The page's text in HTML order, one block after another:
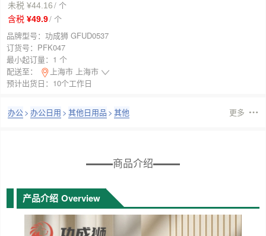
未税 ¥44.16/ 个
含税 ¥49.9/ 个
品牌型号： 功成狮 GFUD0537
订货号： PFK047
最小起订量： 1 个
配送至：
上海市 上海市
预计出货日：10个工作日
办公> 办公日用 > 其他日用品 > 其他 更多
商品介绍
产品介绍 Overview